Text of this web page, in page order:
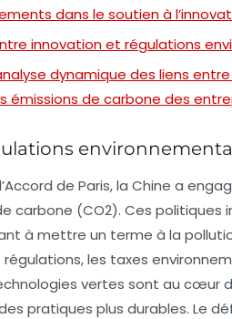
dans le soutien à
innovation et régulations
dynamique des liens
émissions de carbone des
Accord de Paris, la Chine a
carbone (CO2). Ces politiques
à mettre un terme à la
les taxes
vertes sont au cœur
pratiques plus durables. Le